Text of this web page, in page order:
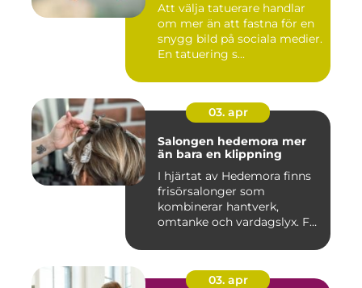
Att välja tatuerare handlar
om mer än att fastna för en
snygg bild på sociala medier.
En tatuering s...
03. apr
Salongen hedemora mer
än bara en klippning
I hjärtat av Hedemora finns
frisörsalonger som
kombinerar hantverk,
omtanke och vardagslyx. För
03. apr